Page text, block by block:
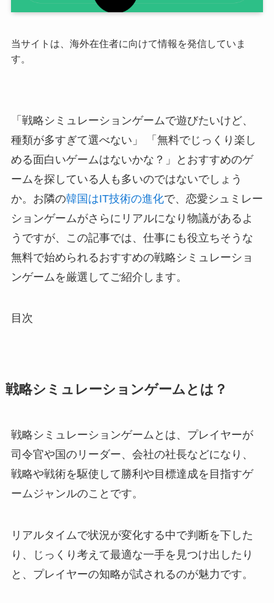
当サイトは、海外在住者に向けて情報を発信していま
す。
「戦略シミュレーションゲームで遊びたいけど、
種類が多すぎて選べない」 「無料でじっくり楽し
める面白いゲームはないかな？」とおすすめのゲ
ームを探している人も多いのではないでしょう
か。お隣の韓国はIT技術の進化で、恋愛シュミレー
ションゲームがさらにリアルになり物議があるよ
うですが、この記事では、仕事にも役立ちそうな
無料で始められるおすすめの戦略シミュレーショ
ンゲームを厳選してご紹介します。
目次
戦略シミュレーションゲームとは？
戦略シミュレーションゲームとは、プレイヤーが
司令官や国のリーダー、会社の社長などになり、
戦略や戦術を駆使して勝利や目標達成を目指すゲ
ームジャンルのことです。
リアルタイムで状況が変化する中で判断を下した
り、じっくり考えて最適な一手を見つけ出したり
と、プレイヤーの知略が試されるのが魅力です。